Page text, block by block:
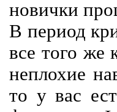
новички
В период
все того же
неплохие
то у вас